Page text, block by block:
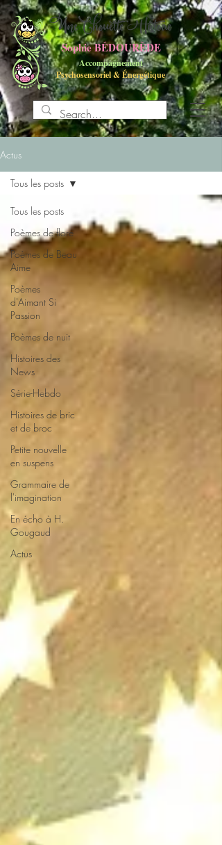
Accompagnement
Psychosensoriel&Énergétique
Sophie BÉDOURÈDE
UneChouette Histoire
Actus
Tous les posts
Poèmes de flore
Poèmes de Beau
Aime
Poèmes
d'Aimant Si
Passion
Poèmes de nuit
Histoires des
News
Série-Hebdo
Histoires de bric
et de broc
Petite nouvelle
en suspens
Grammaire de
l'imagination
En écho à H.
Gougaud
Actus
Tous les posts